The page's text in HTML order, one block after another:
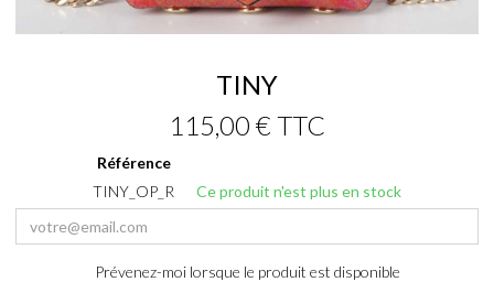
TINY
115,00 € TTC
Référence
TINY_OP_R
Ce produit n'est plus en stock
Prévenez-moi lorsque le produit est disponible